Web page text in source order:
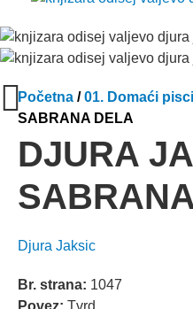
Početna /01. Domaći pisci
SABRANA DELA
DJURA
Djura Jaksic
Br. strana: 1047
Povez: Tvrd